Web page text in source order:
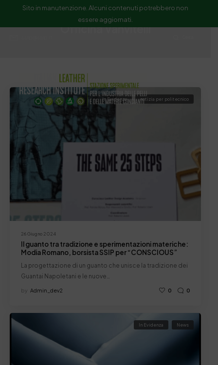
Sito in manutenzione. Alcuni contenuti potrebbero non
essere aggiornati.
Officina Vanvitelli
26 Giugno 2024
In Evidenza notizia per politecnico
Il guanto tra tradizione e sperimentazioni materiche:
Modia Romano, borsista SSIP per “CONSCIOUS”
La progettazione di un guanto che unisce la tradizione dei
Guantai Napoletani e le nuove…
by Admin_dev2 0 0
In Evidenza News